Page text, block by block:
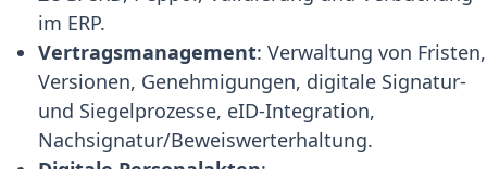
im ERP.
Vertragsmanagement: Verwaltung von Fristen,
Versionen, Genehmigungen, digitale Signatur-
und Siegelprozesse, eID-Integration,
Nachsignatur/Beweiswerterhaltung.